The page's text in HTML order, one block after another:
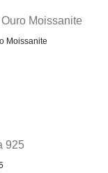
Moissanite
era: R$699,90.